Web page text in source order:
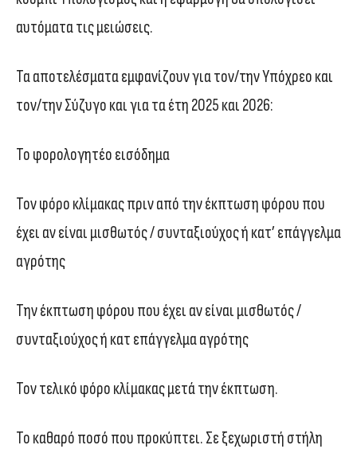
αυτόματα τις μειώσεις.
Τα αποτελέσματα εμφανίζουν για τον/την Υπόχρεο και
τον/την Σύζυγο και για τα έτη 2025 και 2026:
Το φορολογητέο εισόδημα
Τον φόρο κλίμακας πριν από την έκπτωση φόρου που
έχει αν είναι μισθωτός / συνταξιούχος ή κατ’ επάγγελμα
αγρότης
Την έκπτωση φόρου που έχει αν είναι μισθωτός /
συνταξιούχος ή κατ επάγγελμα αγρότης
Τον τελικό φόρο κλίμακας μετά την έκπτωση.
Το καθαρό ποσό που προκύπτει. Σε ξεχωριστή στήλη